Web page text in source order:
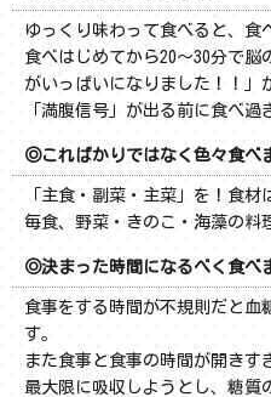
ゆっくり味わって食べると、食
食べはじめてから20～30分で
がいっぱいになりました！！」
「満腹信号」が出る前に食べ過
◎こればかりではなく色々食べ
「主食・副菜・主菜」を！食材
毎食、野菜・きのこ・海藻の料
◎決まった時間になるべく食べ
食事をする時間が不規則だと血
す。
また食事と食事の時間が開きす
最大限に吸収しようとし、糖質